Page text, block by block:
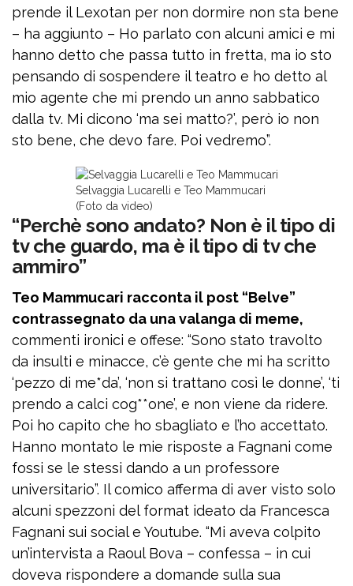
prende il Lexotan per non dormire non sta bene
– ha aggiunto – Ho parlato con alcuni amici e mi
hanno detto che passa tutto in fretta, ma io sto
pensando di sospendere il teatro e ho detto al
mio agente che mi prendo un anno sabbatico
dalla tv. Mi dicono ‘ma sei matto?’, però io non
sto bene, che devo fare. Poi vedremo”.
Selvaggia Lucarelli e Teo Mammucari
(Foto da video)
“Perchè sono andato? Non è il tipo di
tv che guardo, ma è il tipo di tv che
ammiro”
Teo Mammucari racconta il post “Belve”
contrassegnato da una valanga di meme,
commenti ironici e offese: “Sono stato travolto
da insulti e minacce, c’è gente che mi ha scritto
‘pezzo di me*da’, ‘non si trattano così le donne’, ‘ti
prendo a calci cog**one’, e non viene da ridere.
Poi ho capito che ho sbagliato e l’ho accettato.
Hanno montato le mie risposte a Fagnani come
fossi se le stessi dando a un professore
universitario”. Il comico afferma di aver visto solo
alcuni spezzoni del format ideato da Francesca
Fagnani sui social e Youtube. “Mi aveva colpito
un’intervista a Raoul Bova – confessa – in cui
doveva rispondere a domande sulla sua